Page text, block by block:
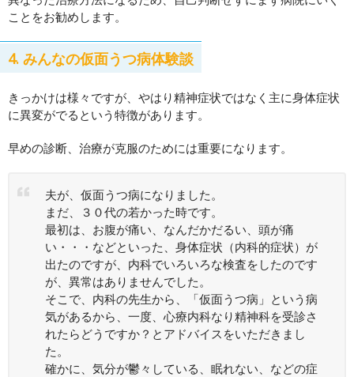
ことをお勧めします。
4. みんなの仮面うつ病体験談
きっかけは様々ですが、やはり精神症状ではなく主に身体症状
に異変がでるという特徴があります。
早めの診断、治療が克服のためには重要になります。
夫が、仮面うつ病になりました。
まだ、３０代の若かった時です。
最初は、お腹が痛い、なんだかだるい、頭が痛
い・・・などといった、身体症状（内科的症状）が
出たのですが、内科でいろいろな検査をしたのです
が、異常はありませんでした。
そこで、内科の先生から、「仮面うつ病」という病
気があるから、一度、心療内科なり精神科を受診さ
れたらどうですか？とアドバイスをいただきまし
た。
確かに、気分が鬱々している、眠れない、などの症